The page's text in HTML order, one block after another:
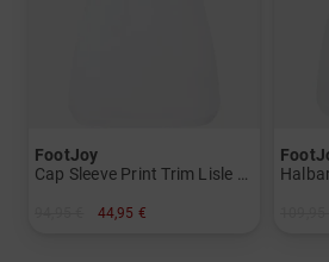
FootJoy
44,95 €